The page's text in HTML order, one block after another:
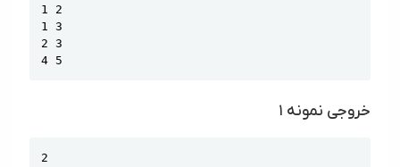
1 2
1 3
2 3
4 5
خروجی نمونه ۱
2